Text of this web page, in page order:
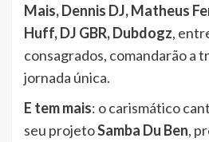
Mais, Dennis DJ, Matheus
Huff, DJ GBR, Dubdogz,
consagrados, comandarão a
jornada única.
E tem mais: o carismático
seu projetoSamba Du Ben,